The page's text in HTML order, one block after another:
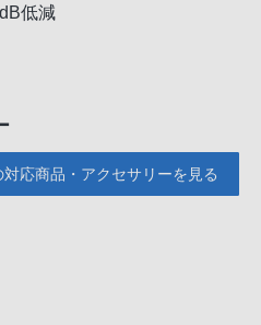
低減
応商品・アクセサリーを見る